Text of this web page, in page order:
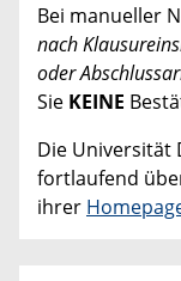
Bei manueller
nach
oder
Sie KEINE
Die Universität
fortlaufend
ihrer